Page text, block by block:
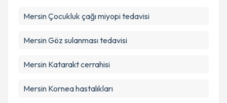
Mersin Çocukluk çağı miyopi tedavisi
Mersin Göz sulanması tedavisi
Mersin Katarakt cerrahisi
Mersin Kornea hastalıkları